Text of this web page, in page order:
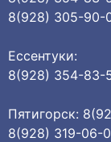
8(928) 305-90-
Ессентуки:
8(928) 354-83-
Пятигорск:
8(928) 319-06-